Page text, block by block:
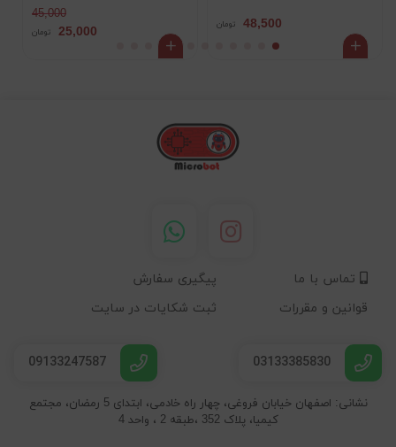
48,500 تومان
45,000
25,000 تومان
تماس با ما
پیگیری سفارش
قوانین و مقررات
ثبت شکایات در سایت
03133385830
09133247587
نشانی: اصفهان خیابان فروغی، چهار راه خادمی، ابتدای 5 رمضان، مجتمع
کیمیا، پلاک 352 ،طبقه 2 ، واحد 4